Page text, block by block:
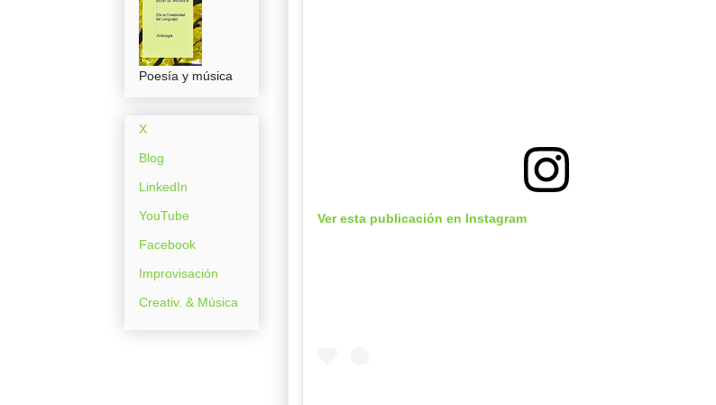
Ver esta publicación en Instagram
Poesía y música
X
Blog
LinkedIn
YouTube
Facebook
Improvisación
Creativ. & Música